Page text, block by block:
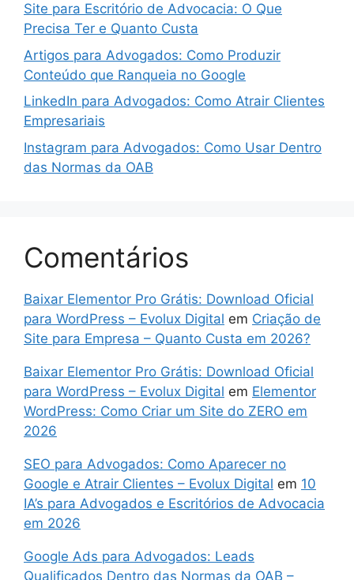
Site para Escritório de Advocacia: O Que
Precisa Ter e Quanto Custa
Artigos para Advogados: Como Produzir
Conteúdo que Ranqueia no Google
LinkedIn para Advogados: Como Atrair Clientes
Empresariais
Instagram para Advogados: Como Usar Dentro
das Normas da OAB
Comentários
Baixar Elementor Pro Grátis: Download Oficial
para WordPress – Evolux Digital em Criação de
Site para Empresa – Quanto Custa em 2026?
Baixar Elementor Pro Grátis: Download Oficial
para WordPress – Evolux Digital em Elementor
WordPress: Como Criar um Site do ZERO em
2026
SEO para Advogados: Como Aparecer no
Google e Atrair Clientes – Evolux Digital em 10
IA’s para Advogados e Escritórios de Advocacia
em 2026
Google Ads para Advogados: Leads
Qualificados Dentro das Normas da OAB –